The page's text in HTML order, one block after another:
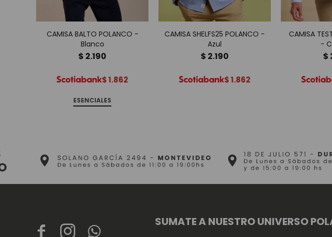
CAMISA BALTO POLANCO -
Blanco
$ 2.190
$1.862
ESENCIALES
CAMISA SHELFS25 POLANCO -
Azul
$ 2.190
$1.862
CAMISA
-
$
  
SUMATE A NUESTRO UNIVERSO